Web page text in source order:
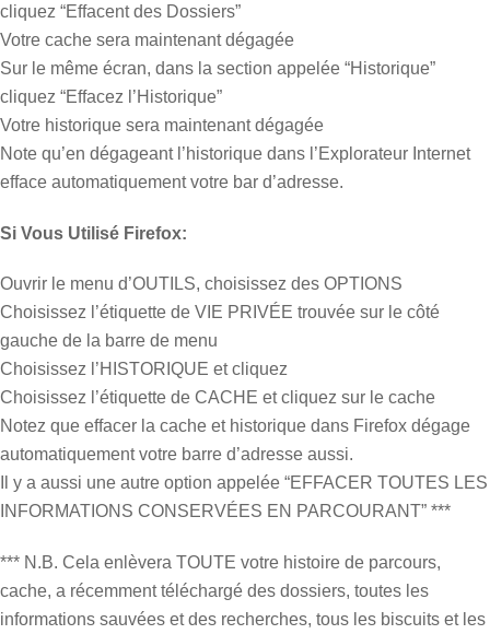
cliquez “Effacent des Dossiers”
Votre cache sera maintenant dégagée
Sur le même écran, dans la section appelée “Historique”
cliquez “Effacez l’Historique”
Votre historique sera maintenant dégagée
Note qu’en dégageant l’historique dans l’Explorateur Internet
efface automatiquement votre bar d’adresse.
Si Vous Utilisé Firefox:
Ouvrir le menu d’OUTILS, choisissez des OPTIONS
Choisissez l’étiquette de VIE PRIVÉE trouvée sur le côté
gauche de la barre de menu
Choisissez l’HISTORIQUE et cliquez
Choisissez l’étiquette de CACHE et cliquez sur le cache
Notez que effacer la cache et historique dans Firefox dégage
automatiquement votre barre d’adresse aussi.
Il y a aussi une autre option appelée “EFFACER TOUTES LES
INFORMATIONS CONSERVÉES EN PARCOURANT” ***
*** N.B. Cela enlèvera TOUTE votre histoire de parcours,
cache, a récemment téléchargé des dossiers, toutes les
informations sauvées et des recherches, tous les biscuits et les